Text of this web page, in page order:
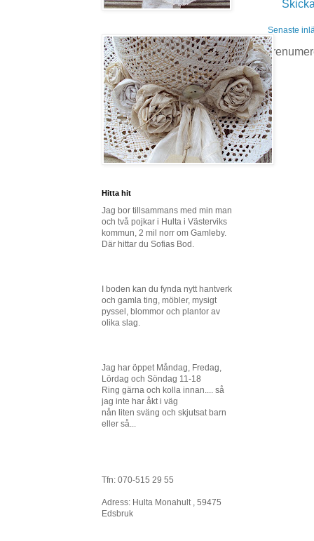
Senaste
Hitta hit
Jag bor tillsammans med min man
och två pojkar i Hulta i Västerviks
kommun, 2 mil norr om Gamleby.
Där hittar du Sofias Bod.
I boden kan du fynda nytt hantverk
och gamla ting, möbler, mysigt
pyssel, blommor och plantor av
olika slag.
Jag har öppet Måndag, Fredag,
Lördag och Söndag 11-18
Ring gärna och kolla innan.... så
jag inte har åkt i väg
nån liten sväng och skjutsat barn
eller så...
Tfn: 070-515 29 55
Adress: Hulta Monahult , 59475
Edsbruk